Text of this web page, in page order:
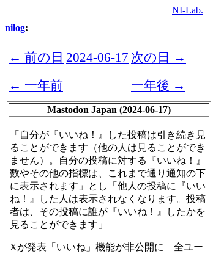
NI-Lab.
nilog:
← 前の日 2024-06-17 次の日 →
← 一年前
一年後 →
Mastodon Japan (2024-06-17)
「自分が『いいね！』した投稿は引き続き見
ることができます（他の人は見ることができ
ません）。自分の投稿に対する『いいね！』
数やその他の指標は、これまで通り通知の下
に表示されます」とし「他人の投稿に『いい
ね！』した人は表示されなくなります。投稿
者は、その投稿に誰が『いいね！』したかを
見ることができます」
Xが発表「いいね」機能が非公開に 全ユー